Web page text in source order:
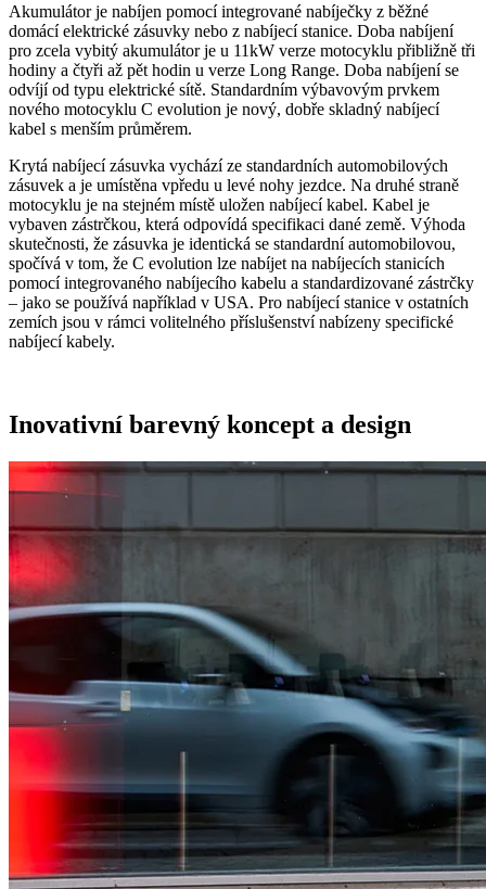
Akumulátor je nabíjen pomocí integrované nabíječky z běžné
domácí elektrické zásuvky nebo z nabíjecí stanice. Doba nabíjení
pro zcela vybitý akumulátor je u 11kW verze motocyklu přibližně tři
hodiny a čtyři až pět hodin u verze Long Range. Doba nabíjení se
odvíjí od typu elektrické sítě. Standardním výbavovým prvkem
nového motocyklu C evolution je nový, dobře skladný nabíjecí
kabel s menším průměrem.
Krytá nabíjecí zásuvka vychází ze standardních automobilových
zásuvek a je umístěna vpředu u levé nohy jezdce. Na druhé straně
motocyklu je na stejném místě uložen nabíjecí kabel. Kabel je
vybaven zástrčkou, která odpovídá specifikaci dané země. Výhoda
skutečnosti, že zásuvka je identická se standardní automobilovou,
spočívá v tom, že C evolution lze nabíjet na nabíjecích stanicích
pomocí integrovaného nabíjecího kabelu a standardizované zástrčky
– jako se používá například v USA. Pro nabíjecí stanice v ostatních
zemích jsou v rámci volitelného příslušenství nabízeny specifické
nabíjecí kabely.
Inovativní barevný koncept a design